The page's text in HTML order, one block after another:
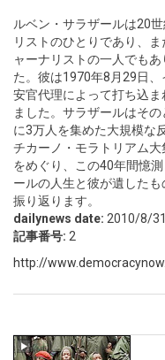
ルベン・サラザールは20
リストのひとりであり、
ャーナリストの一人でも
た。彼は1970年8月29日
安官代理によって打ち込
ました。サラザールはそ
に3万人を集めた大規模な
チカーノ・モラトリアム
をめぐり、この40年間憶
ールの人生と彼が遺した
振り返ります。
dailynews date: 2010/8/
記事番号: 2
http://